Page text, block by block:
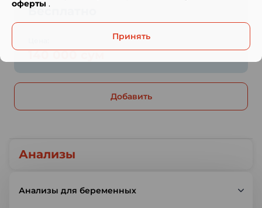
Анализы
Анализы для беременных
Бесплатно
140 000 сум
Добавить
оферты .
Принять